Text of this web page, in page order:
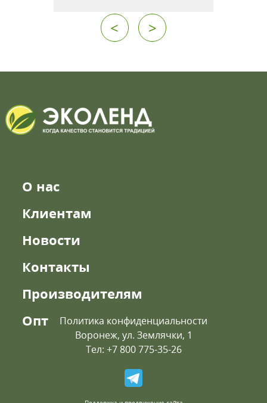
< >
О нас
Клиентам
Новости
Контакты
Производителям
Опт
Политика конфиденциальности
Воронеж, ул. Землячки, 1
Тел: +7 800 775-35-26